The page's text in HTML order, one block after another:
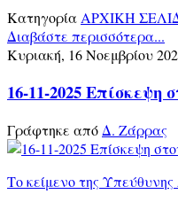
Κατηγορία ΑΡΧΙΚΗ
Διαβάστε περισσότερα...
Κυριακή, 16 Νοεμβρίου
16-11-2025 Επίσκεψη
Γράφτηκε από Δ. Ζάρρας
Το κείμενο της